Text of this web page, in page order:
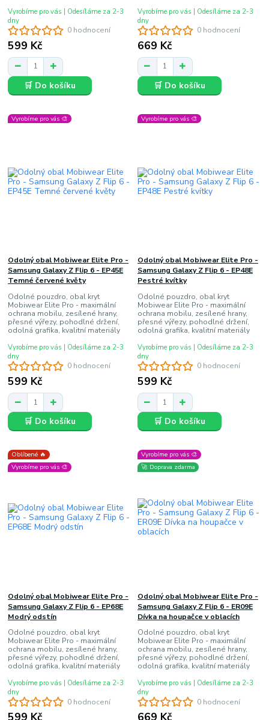
0 hodnocení
599 Kč
Vyrobíme pro vás | Odesíláme za 2-3
dny
🛒 Do košíku
0 hodnocení
669 Kč
Vyrobíme pro vás | Odesíláme za 2-3
dny
🛒 Do košíku
Vyrobíme pro vás 🎨
0 hodnocení
Odolný obal Mobiwear Elite Pro -
Samsung Galaxy Z Flip 6 - EP45E
Temné červené květy
Odolné pouzdro, obal kryt
Mobiwear Elite Pro - maximální
ochrana mobilu, zesílené hrany,
přesné výřezy, pohodlné držení,
odolná grafika, kvalitní materiály
599 Kč
Vyrobíme pro vás | Odesíláme za 2-3
dny
🛒 Do košíku
Vyrobíme pro vás 🎨
0 hodnocení
Odolný obal Mobiwear Elite Pro -
Samsung Galaxy Z Flip 6 - EP48E
Pestré kvítky
Odolné pouzdro, obal kryt
Mobiwear Elite Pro - maximální
ochrana mobilu, zesílené hrany,
přesné výřezy, pohodlné držení,
odolná grafika, kvalitní materiály
599 Kč
Vyrobíme pro vás | Odesíláme za 2-3
dny
🛒 Do košíku
Oblíbené 🔥
Vyrobíme pro vás 🎨
0 hodnocení
Odolný obal Mobiwear Elite Pro -
Samsung Galaxy Z Flip 6 - EP68E
Modrý odstín
Odolné pouzdro, obal kryt
Mobiwear Elite Pro - maximální
ochrana mobilu, zesílené hrany,
přesné výřezy, pohodlné držení,
odolná grafika, kvalitní materiály
Vyrobíme pro vás | Odesíláme za 2-3
dny
Vyrobíme pro vás 🎨
🚀 Doprava zdarma
0 hodnocení
Odolný obal Mobiwear Elite Pro -
Samsung Galaxy Z Flip 6 - ER09E
Dívka na houpačce v oblacích
Odolné pouzdro, obal kryt
Mobiwear Elite Pro - maximální
ochrana mobilu, zesílené hrany,
přesné výřezy, pohodlné držení,
odolná grafika, kvalitní materiály
Vyrobíme pro vás | Odesíláme za 2-3
dny